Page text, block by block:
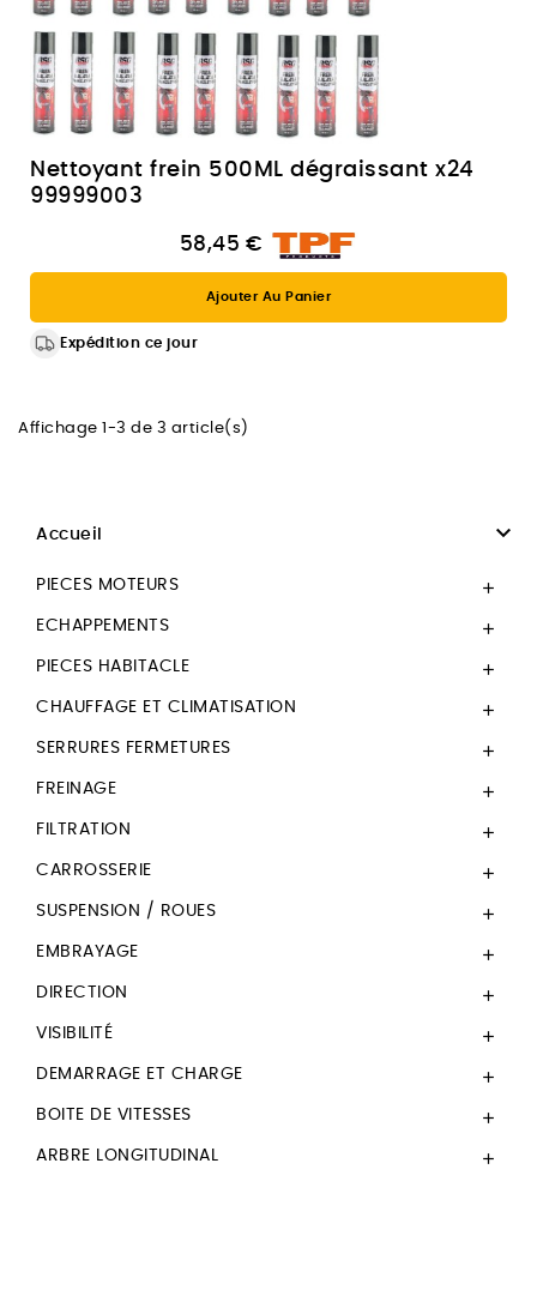
Nettoyant frein 500ML dégraissant x24
99999003
58,45 €
Ajouter Au Panier
Expédition ce jour
Affichage 1-3 de 3 article(s)
Accueil 
PIECES MOTEURS 
ECHAPPEMENTS 
PIECES HABITACLE 
CHAUFFAGE ET CLIMATISATION 
SERRURES FERMETURES 
FREINAGE 
FILTRATION 
CARROSSERIE 
SUSPENSION / ROUES 
EMBRAYAGE 
DIRECTION 
VISIBILITÉ 
DEMARRAGE ET CHARGE 
BOITE DE VITESSES 
ARBRE LONGITUDINAL 